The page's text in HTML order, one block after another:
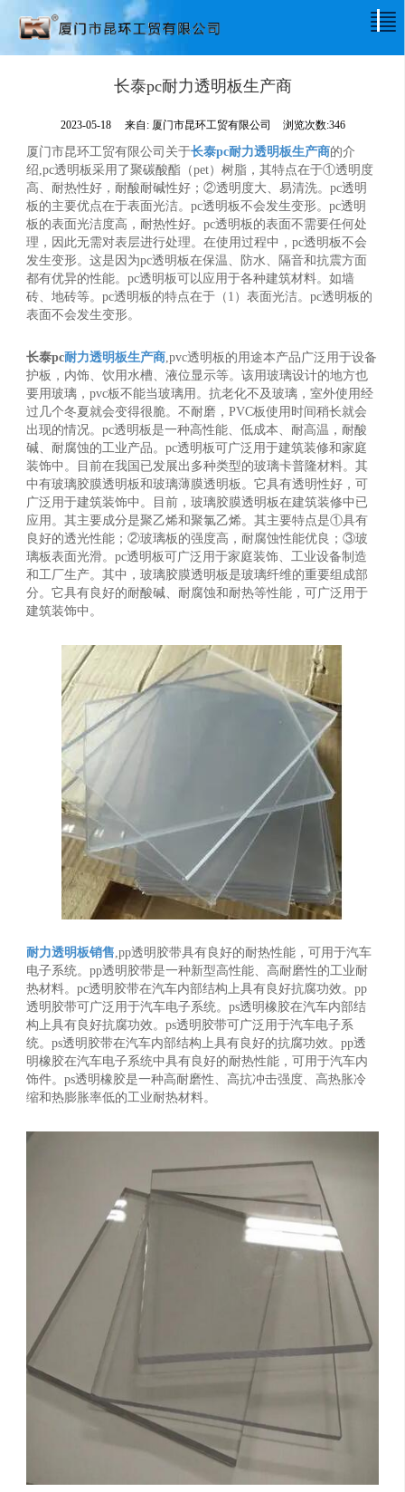
长泰pc耐力透明板生产商
2023-05-18 来自: 厦门市昆环工贸有限公司 浏览次数:346
厦门市昆环工贸有限公司关于长泰pc耐力透明板生产商的介
绍,pc透明板采用了聚碳酸酯（pet）树脂，其特点在于①透明度
高、耐热性好，耐酸耐碱性好；②透明度大、易清洗。pc透明
板的主要优点在于表面光洁。pc透明板不会发生变形。pc透明
板的表面光洁度高，耐热性好。pc透明板的表面不需要任何处
理，因此无需对表层进行处理。在使用过程中，pc透明板不会
发生变形。这是因为pc透明板在保温、防水、隔音和抗震方面
都有优异的性能。pc透明板可以应用于各种建筑材料。如墙
砖、地砖等。pc透明板的特点在于（1）表面光洁。pc透明板的
表面不会发生变形。
长泰pc耐力透明板生产商,pvc透明板的用途本产品广泛用于设备
护板，内饰、饮用水槽、液位显示等。该用玻璃设计的地方也
要用玻璃，pvc板不能当玻璃用。抗老化不及玻璃，室外使用经
过几个冬夏就会变得很脆。不耐磨，PVC板使用时间稍长就会
出现的情况。pc透明板是一种高性能、低成本、耐高温，耐酸
碱、耐腐蚀的工业产品。pc透明板可广泛用于建筑装修和家庭
装饰中。目前在我国已发展出多种类型的玻璃卡普隆材料。其
中有玻璃胶膜透明板和玻璃薄膜透明板。它具有透明性好，可
广泛用于建筑装饰中。目前，玻璃胶膜透明板在建筑装修中已
应用。其主要成分是聚乙烯和聚氯乙烯。其主要特点是①具有
良好的透光性能；②玻璃板的强度高，耐腐蚀性能优良；③玻
璃板表面光滑。pc透明板可广泛用于家庭装饰、工业设备制造
和工厂生产。其中，玻璃胶膜透明板是玻璃纤维的重要组成部
分。它具有良好的耐酸碱、耐腐蚀和耐热等性能，可广泛用于
建筑装饰中。
耐力透明板销售,pp透明胶带具有良好的耐热性能，可用于汽车
电子系统。pp透明胶带是一种新型高性能、高耐磨性的工业耐
热材料。pc透明胶带在汽车内部结构上具有良好抗腐功效。pp
透明胶带可广泛用于汽车电子系统。ps透明橡胶在汽车内部结
构上具有良好抗腐功效。ps透明胶带可广泛用于汽车电子系
统。ps透明胶带在汽车内部结构上具有良好的抗腐功效。pp透
明橡胶在汽车电子系统中具有良好的耐热性能，可用于汽车内
饰件。ps透明橡胶是一种高耐磨性、高抗冲击强度、高热胀冷
缩和热膨胀率低的工业耐热材料。